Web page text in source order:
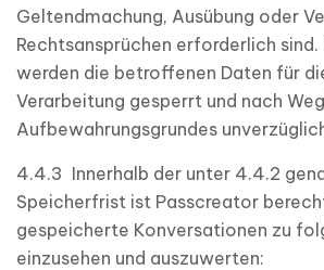
Geltendmachung, Ausübung oder
Rechtsansprüchen erforderlich sind.
werden die betroffenen Daten für
Verarbeitung gesperrt und nach
Aufbewahrungsgrundes
4.4.3 Innerhalb der unter 4.4.2
Speicherfrist ist Passcreator
gespeicherte Konversationen zu
einzusehen und auszuwerten: